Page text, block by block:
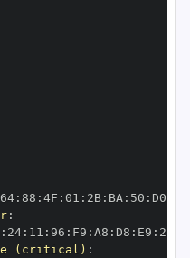
64: 88 : 4F : 01 : 2B: BA : 50 : D0
:
: 24: 11 : 96 : F9 : A8 : D8 : E9 : 28
(critical) :